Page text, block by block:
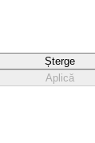
Șterge
Aplică